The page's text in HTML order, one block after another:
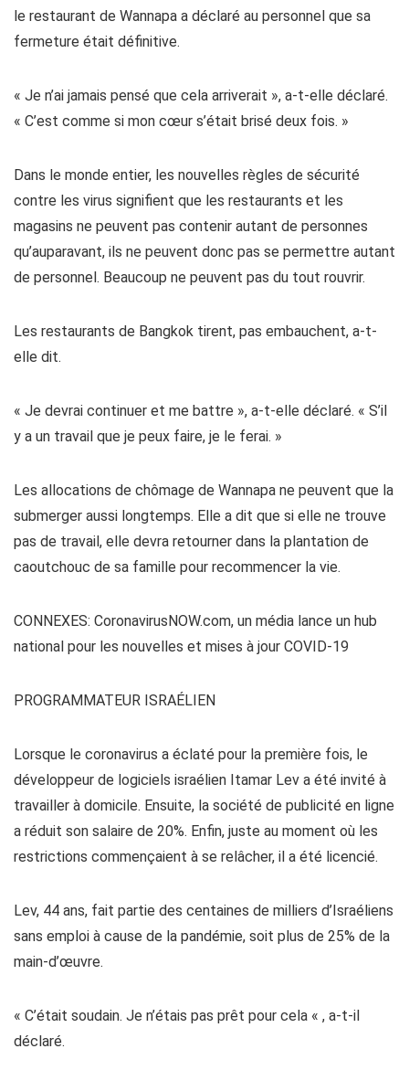
le restaurant de Wannapa a déclaré au personnel que sa
fermeture était définitive.
« Je n’ai jamais pensé que cela arriverait », a-t-elle déclaré.
« C’est comme si mon cœur s’était brisé deux fois. »
Dans le monde entier, les nouvelles règles de sécurité
contre les virus signifient que les restaurants et les
magasins ne peuvent pas contenir autant de personnes
qu’auparavant, ils ne peuvent donc pas se permettre autant
de personnel. Beaucoup ne peuvent pas du tout rouvrir.
Les restaurants de Bangkok tirent, pas embauchent, a-t-
elle dit.
« Je devrai continuer et me battre », a-t-elle déclaré. « S’il
y a un travail que je peux faire, je le ferai. »
Les allocations de chômage de Wannapa ne peuvent que la
submerger aussi longtemps. Elle a dit que si elle ne trouve
pas de travail, elle devra retourner dans la plantation de
caoutchouc de sa famille pour recommencer la vie.
CONNEXES: CoronavirusNOW.com, un média lance un hub
national pour les nouvelles et mises à jour COVID-19
PROGRAMMATEUR ISRAÉLIEN
Lorsque le coronavirus a éclaté pour la première fois, le
développeur de logiciels israélien Itamar Lev a été invité à
travailler à domicile. Ensuite, la société de publicité en ligne
a réduit son salaire de 20%. Enfin, juste au moment où les
restrictions commençaient à se relâcher, il a été licencié.
Lev, 44 ans, fait partie des centaines de milliers d’Israéliens
sans emploi à cause de la pandémie, soit plus de 25% de la
main-d’œuvre.
« C’était soudain. Je n’étais pas prêt pour cela « , a-t-il
déclaré.